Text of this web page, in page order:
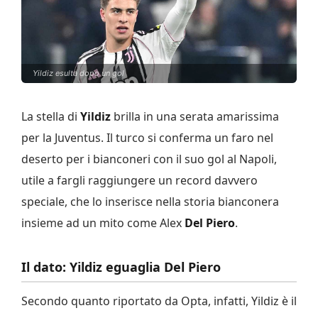
Yildiz esulta dopo un gol
La stella di Yildiz brilla in una serata amarissima
per la Juventus. Il turco si conferma un faro nel
deserto per i bianconeri con il suo gol al Napoli,
utile a fargli raggiungere un record davvero
speciale, che lo inserisce nella storia bianconera
insieme ad un mito come Alex Del Piero.
Il dato: Yildiz eguaglia Del Piero
Secondo quanto riportato da Opta, infatti, Yildiz è il